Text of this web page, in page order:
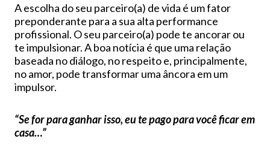
A escolha do seu parceiro(a) de vida é um fator
preponderante para a sua alta performance
profissional. O seu parceiro(a) pode te ancorar ou
te impulsionar. A boa notícia é que uma relação
baseada no diálogo, no respeito e, principalmente,
no amor, pode transformar uma âncora em um
impulsor.
“Se for para ganhar isso, eu te pago para você ficar em
casa…”